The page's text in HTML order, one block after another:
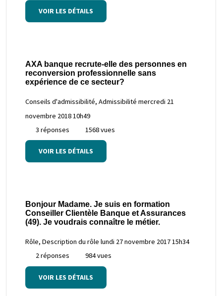
VOIR LES DÉTAILS
AXA banque recrute-elle des personnes en
reconversion professionnelle sans
expérience de ce secteur?
Conseils d'admissibilité, Admissibilité mercredi 21
novembre 2018 10h49
3 réponses
1568 vues
VOIR LES DÉTAILS
Bonjour Madame. Je suis en formation
Conseiller Clientèle Banque et Assurances
(49). Je voudrais connaître le métier.
Rôle, Description du rôle lundi 27 novembre 2017 15h34
2 réponses
984 vues
VOIR LES DÉTAILS